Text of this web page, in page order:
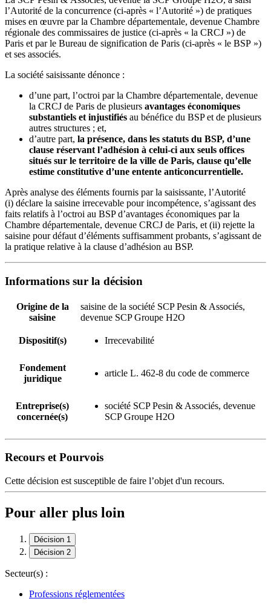
l’Autorité de la concurrence (ci‑après « l’Autorité ») de pratiques
mises en œuvre par la Chambre départementale, devenue Chambre
régionale des commissaires de justice (ci‑après « la CRCJ ») de
Paris et par le Bureau de signification de Paris (ci‑après « le BSP »)
et ses associés.
La société saisissante dénonce :
d’une part, l’octroi par la Chambre départementale, devenue
la CRCJ de Paris de plusieurs avantages économiques
substantiels et injustifiés au bénéfice du BSP et de plusieurs
autres structures ; et,
d’autre part, la présence, dans les statuts du BSP, d’une
clause réservant l’adhésion à celui‑ci aux seuls offices
situés sur le territoire de la ville de Paris, clause qu’elle
estime constitutive d’une entente anticoncurrentielle.
Après analyse des éléments fournis par la saisissante, l’Autorité
(i) déclare la saisine irrecevable pour incompétence, s’agissant des
faits relatifs à l’octroi au BSP d’avantages économiques par la
Chambre départementale, devenue CRCJ de Paris, et (ii) rejette la
saisine pour défaut d’éléments suffisamment probants, s’agissant de
la pratique relative à la clause d’adhésion au BSP.
Informations sur la décision
Origine de la
saisine
saisine de la société SCP Pesin & Associés,
devenue SCP Groupe H2O
Dispositif(s) Irrecevabilité
Fondement
juridique
article L. 462-8 du code de commerce
Entreprise(s)
concernée(s)
société SCP Pesin & Associés, devenue
SCP Groupe H2O
Recours et Pourvois
Cette décision est susceptible de faire l’objet d'un recours.
Pour aller plus loin
Décision 1
Décision 2
Secteur(s) :
Professions réglementées